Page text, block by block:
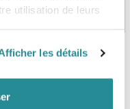
utilisation de leurs
les détails
de 5000 produits en stock
DE PORT OFFERTS
À partir de 99€ d’achat*